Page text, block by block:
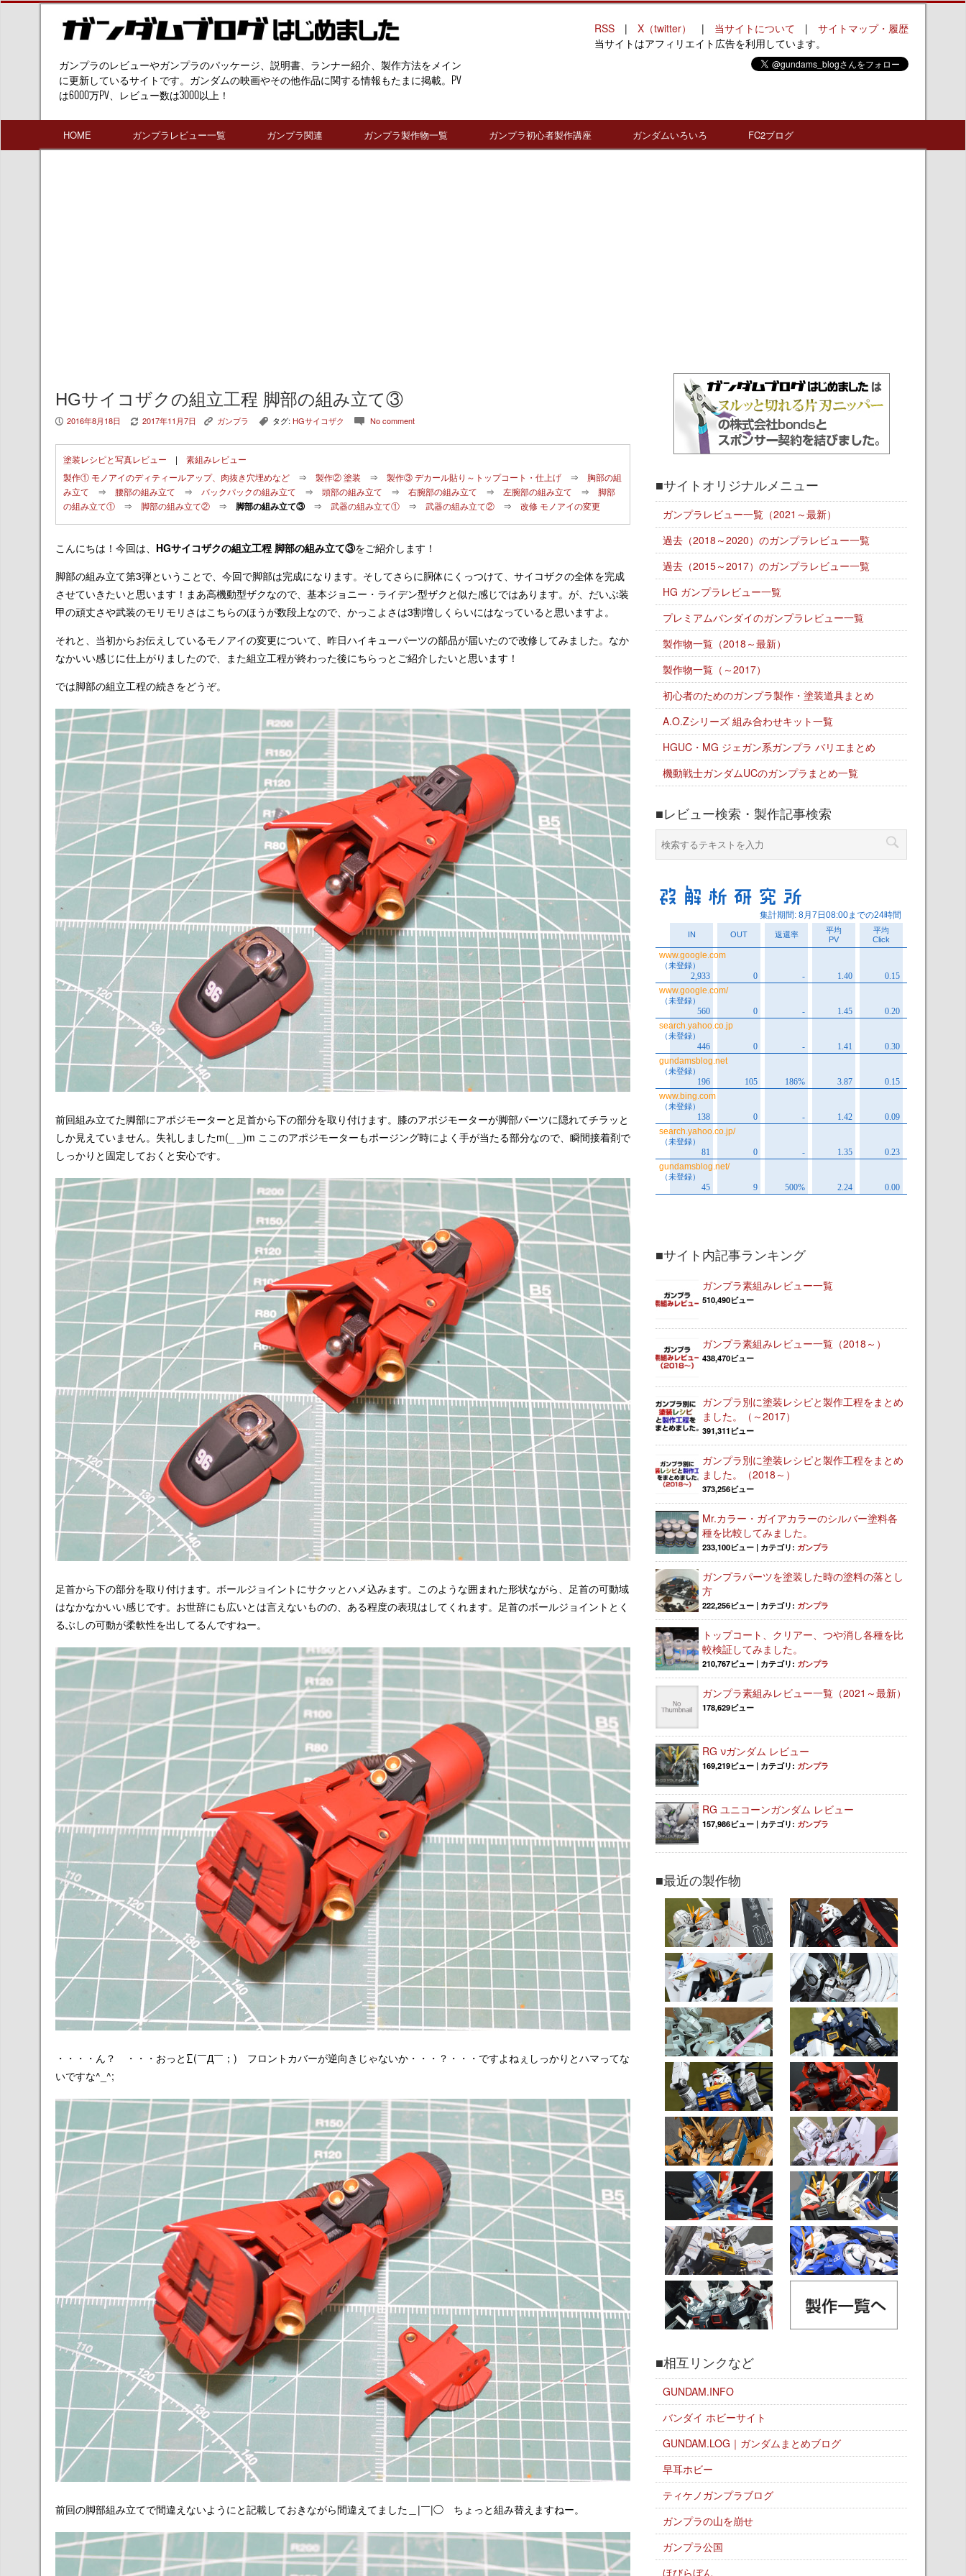
ガンプラのレビューやガンプラのパッケージ、説明書、ランナー紹介、製作方法をメイン
に更新しているサイトです。ガンダムの映画やその他作品に関する情報もたまに掲載。PV
は6000万PV、レビュー数は3000以上！
RSS | X（twitter） | 当サイトについて | サイトマップ・履歴
当サイトはアフィリエイト広告を利用しています。
HOME ガンプラレビュー一覧 ガンプラ関連 ガンプラ製作物一覧 ガンプラ初心者製作講座 ガンダムいろいろ FC2ブログ
HGサイコザクの組立工程 脚部の組み立て③
P 2016年8月18日 V 2017年11月7日 K ガンプラ , タグ: HGサイコザク c No comment
塗装レシピと写真レビュー | 素組みレビュー
製作① モノアイのディティールアップ、肉抜き穴埋めなど ⇒ 製作② 塗装 ⇒ 製作③ デカール貼り～トップコート・仕上げ ⇒ 胸部の組
み立て ⇒ 腰部の組み立て ⇒ バックパックの組み立て ⇒ 頭部の組み立て ⇒ 右腕部の組み立て ⇒ 左腕部の組み立て ⇒ 脚部
の組み立て① ⇒ 脚部の組み立て② ⇒ 脚部の組み立て③⇒ 武器の組み立て① ⇒ 武器の組み立て② ⇒ 改修 モノアイの変更
こんにちは！今回は、 HGサイコザクの組立工程 脚部の組み立て③をご紹介します！
脚部の組み立て第3弾ということで、今回で脚部は完成になります。そしてさらに胴体にくっつけて、サイコザクの全体を完成
させていきたいと思います！まあ高機動型ザクなので、基本ジョニー・ライデン型ザクと似た感じではあります。が、だいぶ装
甲の頑丈さや武装のモリモリさはこちらのほうが数段上なので、かっこよさは3割増しくらいにはなっていると思いますよ。
それと、当初からお伝えしているモノアイの変更について、昨日ハイキューパーツの部品が届いたので改修してみました。なか
なかいい感じに仕上がりましたので、また組立工程が終わった後にちらっとご紹介したいと思います！
では脚部の組立工程の続きをどうぞ。
前回組み立てた脚部にアポジモーターと足首から下の部分を取り付けます。膝のアポジモーターが脚部パーツに隠れてチラッと
しか見えていません。失礼しましたm(_ _)m ここのアポジモーターもポージング時によく手が当たる部分なので、瞬間接着剤で
しっかりと固定しておくと安心です。
足首から下の部分を取り付けます。ボールジョイントにサクッとハメ込みます。このような囲まれた形状ながら、足首の可動域
はなかなかいい感じです。お世辞にも広いとは言えないものの、ある程度の表現はしてくれます。足首のボールジョイントとく
るぶしの可動が柔軟性を出してるんですねー。
・・・・ん？ ・・・おっと∑(￣Д￣；) フロントカバーが逆向きじゃないか・・・？・・・ですよねぇしっかりとハマってな
いですな^_^;
前回の脚部組み立てで間違えないようにと記載しておきながら間違えてました＿|￣|◯ ちょっと組み替えますねー。
■サイトオリジナルメニュー
ガンプラレビュー一覧（2021～最新）
過去（2018～2020）のガンプラレビュー一覧
過去（2015～2017）のガンプラレビュー一覧
HG ガンプラレビュー一覧
プレミアムバンダイのガンプラレビュー一覧
製作物一覧（2018～最新）
製作物一覧（～2017）
初心者のためのガンプラ製作・塗装道具まとめ
A.O.Zシリーズ 組み合わせキット一覧
HGUC・MG ジェガン系ガンプラ バリエまとめ
機動戦士ガンダムUCのガンプラまとめ一覧
■レビュー検索・製作記事検索
■サイト内記事ランキング
ガンプラ素組みレビュー一覧
510,490ビュー
ガンプラ素組みレビュー一覧（2018～）
438,470ビュー
ガンプラ別に塗装レシピと製作工程をまとめ
ました。（～2017）
391,311ビュー
ガンプラ別に塗装レシピと製作工程をまとめ
ました。（2018～）
373,256ビュー
Mr.カラー・ガイアカラーのシルバー塗料各
種を比較してみました。
233,100ビュー | カテゴリ: ガンプラ
ガンプラパーツを塗装した時の塗料の落とし
方
222,256ビュー | カテゴリ: ガンプラ
トップコート、クリアー、つや消し各種を比
較検証してみました。
210,767ビュー | カテゴリ: ガンプラ
ガンプラ素組みレビュー一覧（2021～最新）
178,629ビュー
RG νガンダム レビュー
169,219ビュー | カテゴリ: ガンプラ
RG ユニコーンガンダム レビュー
157,986ビュー | カテゴリ: ガンプラ
■最近の製作物
■相互リンクなど
GUNDAM.INFO
バンダイ ホビーサイト
GUNDAM.LOG｜ガンダムまとめブログ
早耳ホビー
ティケノガンプラブログ
ガンプラの山を崩せ
ガンプラ公国
ほびらぼん